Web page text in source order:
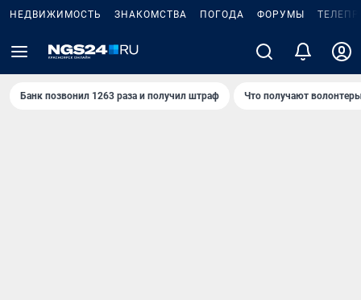
НЕДВИЖИМОСТЬ ЗНАКОМСТВА ПОГОДА ФОРУМЫ
Банк позвонил 1263 раза и получил штраф Что получают